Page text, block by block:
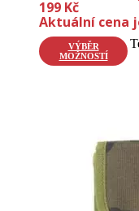
199 Kč
Aktuální cena
VÝBĚR
MOŽNOSTÍ